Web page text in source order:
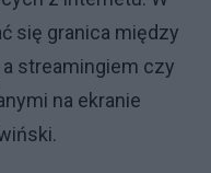
się granica między
streamingiem czy
na ekranie